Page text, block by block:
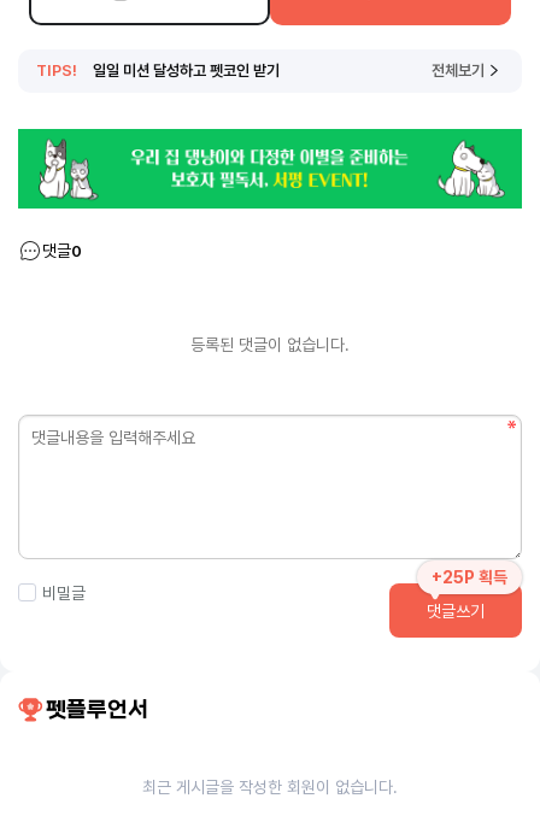
TIPS! 일일 미션 달성하고 펫코인 받기 전체보기
댓글0
등록된 댓글이 없습니다.
비밀글
+25P 획득
댓글쓰기
펫플루언서
최근 게시글을 작성한 회원이 없습니다.